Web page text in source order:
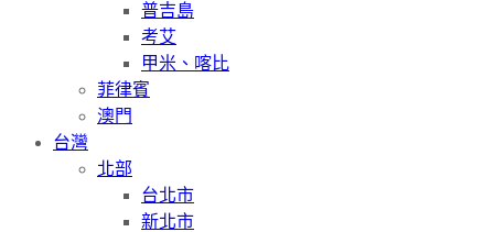
普吉島
考艾
甲米、喀比
菲律賓
澳門
台灣
北部
台北市
新北市